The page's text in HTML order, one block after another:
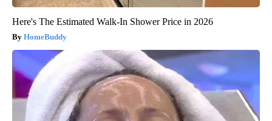
Here's The Estimated Walk-In Shower Price in 2026
HomeBuddy